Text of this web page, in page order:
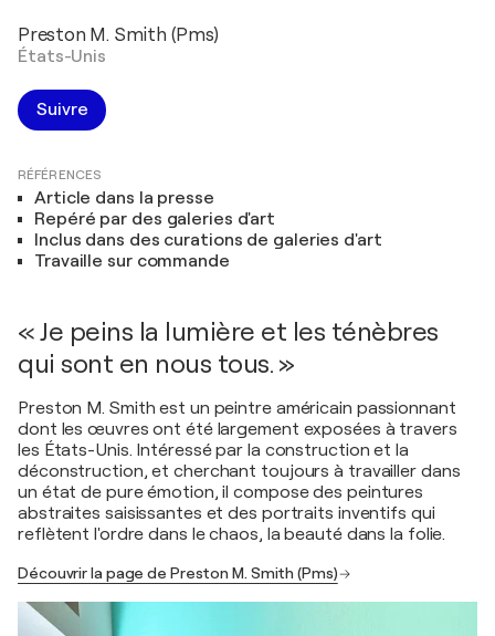
Preston M. Smith (Pms)
États-Unis
Suivre
RÉFÉRENCES
Article dans la presse
Repéré par des galeries d'art
Inclus dans des curations de galeries d'art
Travaille sur commande
« Je peins la lumière et les ténèbres
qui sont en nous tous. »
Preston M. Smith est un peintre américain passionnant
dont les œuvres ont été largement exposées à travers
les États-Unis. Intéressé par la construction et la
déconstruction, et cherchant toujours à travailler dans
un état de pure émotion, il compose des peintures
abstraites saisissantes et des portraits inventifs qui
reflètent l'ordre dans le chaos, la beauté dans la folie.
Découvrir la page de Preston M. Smith (Pms)